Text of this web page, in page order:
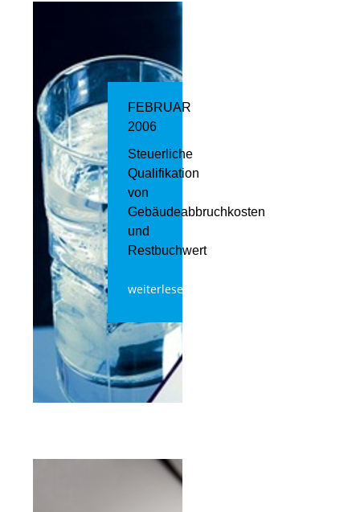
FEBRUAR
2006
Steuerliche
Qualifikation
von
Gebäudeabbruchkosten
und
Restbuchwert
weiterlesen